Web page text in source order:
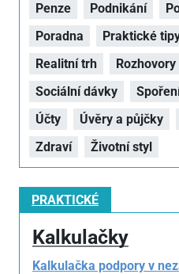
Penze
Podnikání
Poradna
Praktické
Realitní trh
Rozhovory
Sociální dávky
Účty
Úvěry a půjčky
Zdraví
Životní styl
PRAKTICKÉ
Kalkulačky
Kalkulačka podpory v